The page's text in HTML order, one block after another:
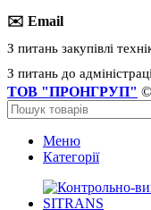
✉️ Email
З питань закупівлі
З питань до
ТОВ "ПРОНГРУП"
Меню
Категорії